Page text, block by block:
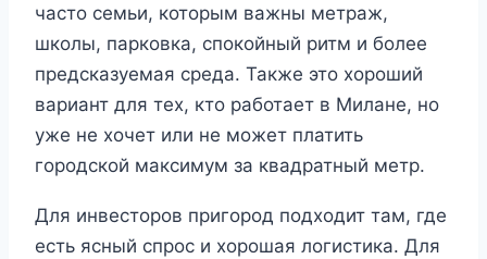
часто семьи, которым важны метраж,
школы, парковка, спокойный ритм и более
предсказуемая среда. Также это хороший
вариант для тех, кто работает в Милане, но
уже не хочет или не может платить
городской максимум за квадратный метр.
Для инвесторов пригород подходит там, где
есть ясный спрос и хорошая логистика. Для